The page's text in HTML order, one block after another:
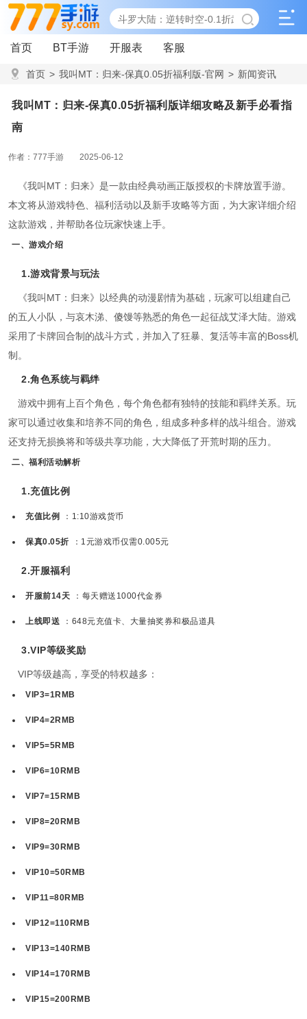
首页 BT手游 开服表 客服
首页 > 我叫MT：归来-保真0.05折福利版-官网 > 新闻资讯
我叫MT：归来-保真0.05折福利版详细攻略及新手必看指
南
作者：777手游 2025-06-12
《我叫MT：归来》是一款由经典动画正版授权的卡牌放置手游。
本文将从游戏特色、福利活动以及新手攻略等方面，为大家详细介绍
这款游戏，并帮助各位玩家快速上手。
一、游戏介绍
1.游戏背景与玩法
《我叫MT：归来》以经典的动漫剧情为基础，玩家可以组建自己
的五人小队，与哀木涕、傻馒等熟悉的角色一起征战艾泽大陆。游戏
采用了卡牌回合制的战斗方式，并加入了狂暴、复活等丰富的Boss机
制。
2.角色系统与羁绊
游戏中拥有上百个角色，每个角色都有独特的技能和羁绊关系。玩
家可以通过收集和培养不同的角色，组成多种多样的战斗组合。游戏
还支持无损换将和等级共享功能，大大降低了开荒时期的压力。
二、福利活动解析
1.充值比例
充值比例 ：1:10游戏货币
保真0.05折 ：1元游戏币仅需0.005元
2.开服福利
开服前14天 ：每天赠送1000代金券
上线即送 ：648元充值卡、大量抽奖券和极品道具
3.VIP等级奖励
VIP等级越高，享受的特权越多：
VIP3=1RMB
VIP4=2RMB
VIP5=5RMB
VIP6=10RMB
VIP7=15RMB
VIP8=20RMB
VIP9=30RMB
VIP10=50RMB
VIP11=80RMB
VIP12=110RMB
VIP13=140RMB
VIP14=170RMB
VIP15=200RMB